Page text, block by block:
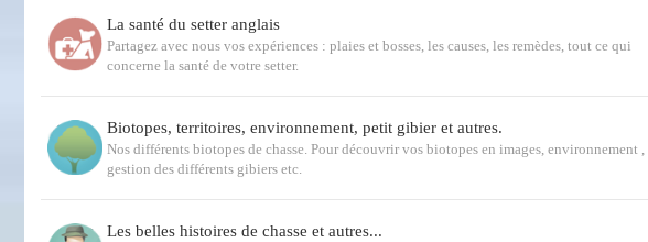
La santé du setter anglais
Partagez avec nous vos expériences : plaies et bosses, les causes, les remèdes, tout ce qui
concerne la santé de votre setter.
Biotopes, territoires, environnement, petit gibier et autres.
Nos différents biotopes de chasse. Pour découvrir vos biotopes en images, environnement ,
gestion des différents gibiers etc.
Les belles histoires de chasse et autres...